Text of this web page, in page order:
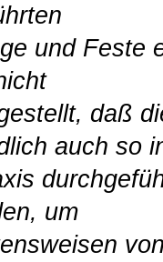
und Feste
daß
auch so
um